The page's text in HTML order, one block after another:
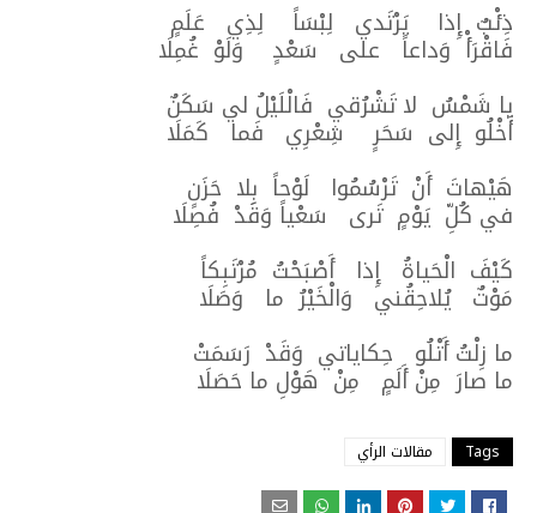
ذِئْبٌ إِذا يَرْتَدي لِبْسَاً لِذِي عَلَمٍ
فَاقْرَأْ وَداعاً على سَعْدٍ وَلَوْ غُمِلَا
يا شَمْسُ لا تَشْرُقي فَالْلَيْلُ لي سَكَنٌ
أَخْلُو إِلى سَحَرٍ شِعْرِي فَما كَمَلَا
هَيْهاتَ أَنْ تَرْسُمُوا لَوْحاً بِلا حَزَنٍ
في كُلِّ يَوْمٍ تَرى سَعْياً وَقَدْ فُصِلَا
كَيْفَ الْحَياةُ إِذا أَصْبَحْتُ مُرْتَبِكاً
مَوْتٌ يُلاحِقُني وَالْخَيْرُ ما وَصَلَا
ما زِلْتُ أَتْلُو حِكاياتي وَقَدْ رَسَمَتْ
ما صارَ مِنْ أَلَمٍ مِنْ هَوْلِ ما حَصَلَا
Tags مقالات الرأي